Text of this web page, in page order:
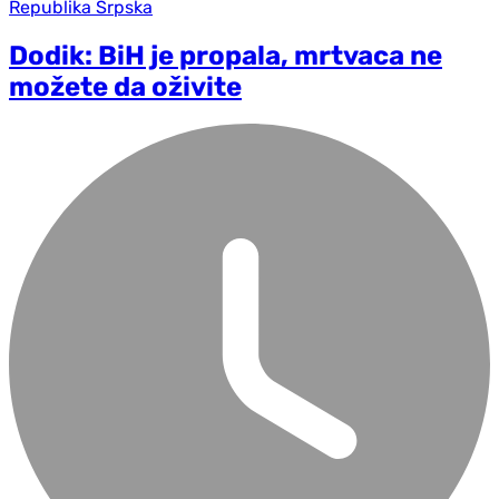
Republika Srpska
Dodik: BiH je propala, mrtvaca ne
možete da oživite